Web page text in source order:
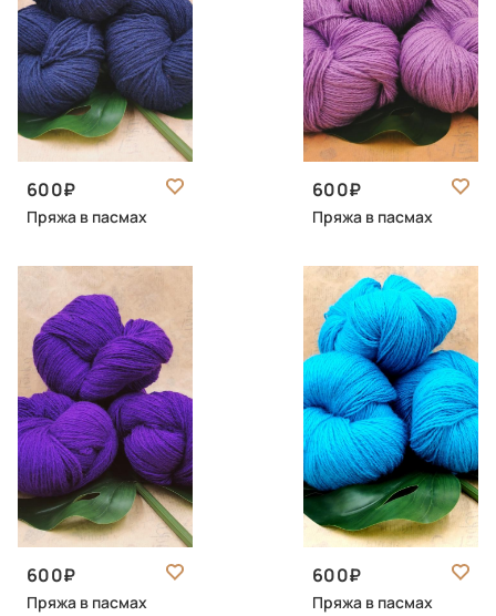
600
Пряжа в пасмах
600
Пряжа в пасмах
600
Пряжа в пасмах
600
Пряжа в пасмах